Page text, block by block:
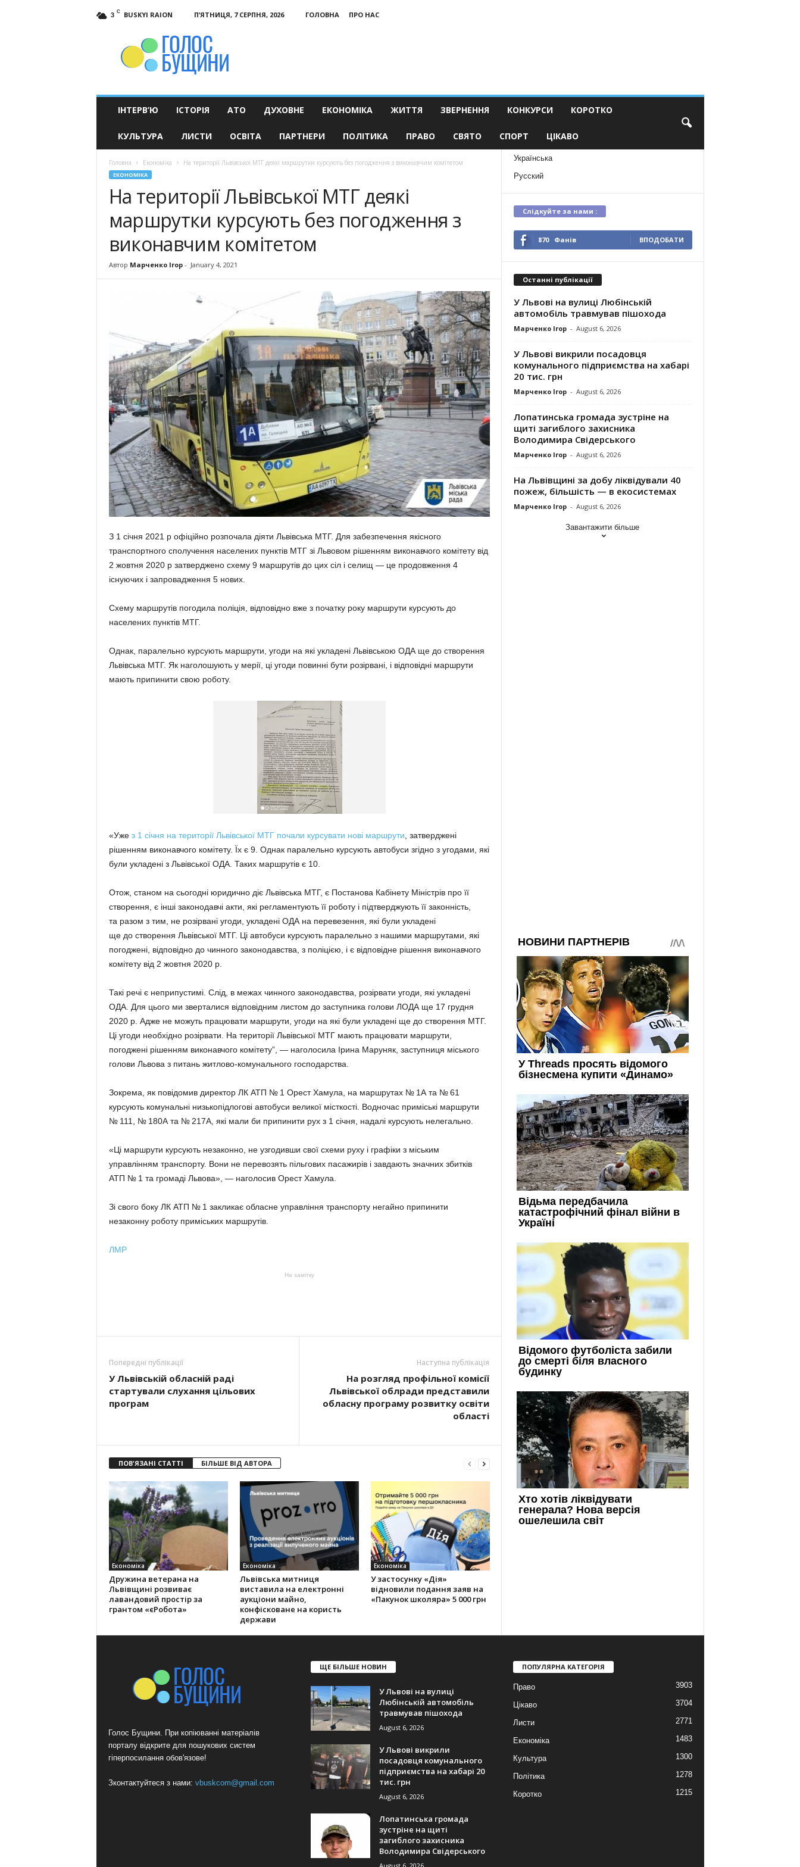
3 C BUSKYI RAION П’ЯТНИЦЯ, 7 СЕРПНЯ, 2026 ГОЛОВНА
ПРО НАС
ІНТЕРВ’Ю ІСТОРІЯ АТО ДУХОВНЕ ЕКОНОМІКА ЖИТТЯ ЗВЕРНЕННЯ КОНКУРСИ КОРОТКО
КУЛЬТУРА ЛИСТИ ОСВІТА ПАРТНЕРИ ПОЛІТИКА ПРАВО СВЯТО СПОРТ ЦІКАВО
Головна Економіка На території Львівської МТГ деякі маршрутки курсують без погодження з виконавчим комітетом
ЕКОНОМІКА
На території Львівської МТГ деякі
маршрутки курсують без погодження з
виконавчим комітетом
Автор Марченко Ігор- January 4, 2021
З 1 січня 2021 р офіційно розпочала діяти Львівська МТГ. Для забезпечення якісного
транспортного сполучення населених пунктів МТГ зі Львовом рішенням виконавчого комітету від
2 жовтня 2020 р затверджено схему 9 маршрутів до цих сіл і селищ — це продовження 4
існуючих і запровадження 5 нових.
Схему маршрутів погодила поліція, відповідно вже з початку року маршрути курсують до
населених пунктів МТГ.
Однак, паралельно курсують маршрути, угоди на які укладені Львівською ОДА ще до створення
Львівська МТГ. Як наголошують у мерії, ці угоди повинні бути розірвані, і відповідні маршрути
мають припинити свою роботу.
«Уже з 1 січня на території Львівської МТГ почали курсувати нові маршрути , затверджені
рішенням виконавчого комітету. Їх є 9. Однак паралельно курсують автобуси згідно з угодами, які
були укладені з Львівської ОДА. Таких маршрутів є 10.
Отож, станом на сьогодні юридично діє Львівська МТГ, є Постанова Кабінету Міністрів про її
створення, є інші законодавчі акти, які регламентують її роботу і підтверджують її законність,
та разом з тим, не розірвані угоди, укладені ОДА на перевезення, які були укладені
ще до створення Львівської МТГ. Ці автобуси курсують паралельно з нашими маршрутами, які
погоджені, відповідно до чинного законодавства, з поліцією, і є відповідне рішення виконавчого
комітету від 2 жовтня 2020 р.
Такі речі є неприпустимі. Слід, в межах чинного законодавства, розірвати угоди, які укладені
ОДА. Для цього ми зверталися відповідним листом до заступника голови ЛОДА ще 17 грудня
2020 р. Адже не можуть працювати маршрути, угоди на які були укладені ще до створення МТГ.
Ці угоди необхідно розірвати. На території Львівської МТГ мають працювати маршрути,
погоджені рішенням виконавчого комітету”, — наголосила Ірина Маруняк, заступниця міського
голови Львова з питань житлово-комунального господарства.
Зокрема, як повідомив директор ЛК АТП № 1 Орест Хамула, на маршрутах № 1А та № 61
курсують комунальні низькопідлогові автобуси великої місткості. Водночас приміські маршрути
№ 111, № 180А та № 217А, які мали би припинити рух з 1 січня, надалі курсують нелегально.
«Ці маршрути курсують незаконно, не узгодивши свої схеми руху і графіки з міським
управлінням транспорту. Вони не перевозять пільгових пасажирів і завдають значних збитків
АТП № 1 та громаді Львова», — наголосив Орест Хамула.
Зі свого боку ЛК АТП № 1 закликає обласне управління транспорту негайно припинити
незаконну роботу приміських маршрутів.
ЛМР
На замітку
Попередні публікації
У Львівській обласній раді
стартували слухання цільових
програм
Наступна публікація
На розгляд профільної комісії
Львівської облради представили
обласну програму розвитку освіти
області
ПОВ'ЯЗАНІ СТАТТІ БІЛЬШЕ ВІД АВТОРА
Економіка
Дружина ветерана на
Львівщині розвиває
лавандовий простір за
грантом «єРобота»
Економіка
Львівська митниця
виставила на електронні
аукціони майно,
конфісковане на користь
держави
Економіка
У застосунку «Дія»
відновили подання заяв на
«Пакунок школяра» 5 000 грн
Українська
Русский
Слідкуйте за нами :
870 Фанів ВПОДОБАТИ
Останні публікації
У Львові на вулиці Любінській
автомобіль травмував пішохода
Марченко Ігор - August 6, 2026
У Львові викрили посадовця
комунального підприємства на хабарі
20 тис. грн
Марченко Ігор - August 6, 2026
Лопатинська громада зустріне на
щиті загиблого захисника
Володимира Свідерського
Марченко Ігор - August 6, 2026
На Львівщині за добу ліквідували 40
пожеж, більшість — в екосистемах
Марченко Ігор - August 6, 2026
Завантажити більше
Голос Бущини. При копіюванні матеріалів
порталу відкрите для пошукових систем
гіперпосилання обов'язове!
Зконтактуйтеся з нами: vbuskcom@gmail.com
ЩЕ БІЛЬШЕ НОВИН
У Львові на вулиці
Любінській автомобіль
травмував пішохода
August 6, 2026
У Львові викрили
посадовця комунального
підприємства на хабарі 20
тис. грн
August 6, 2026
Лопатинська громада
зустріне на щиті
загиблого захисника
Володимира Свідерського
ПОПУЛЯРНА КАТЕГОРІЯ
Право 3903
Цікаво 3704
Листи 2771
Економіка 1483
Культура 1300
Політика 1278
Коротко 1215